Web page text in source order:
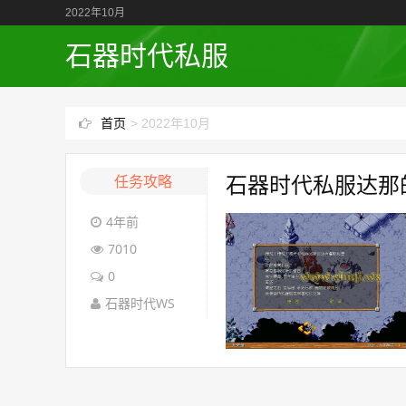
2022年10月
石器时代私服
首页 > 2022年10月
任务攻略
4年前
7010
0
石器时代WS
石器时代私服达